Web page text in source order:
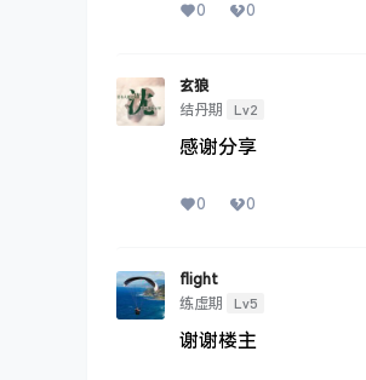
0 0
玄狼
结丹期
Lv2
感谢分享
0 0
flight
练虚期
Lv5
谢谢楼主